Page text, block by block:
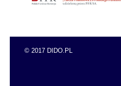
© 2017 DIDO.PL